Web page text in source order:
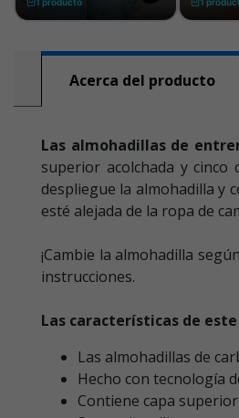
Acerca del producto
Las almohadillas de
superior acolchada y cinco
despliegue la almohadilla y
esté alejada de la ropa de
¡Cambie la almohadilla
instrucciones.
Las características de
Las almohadillas de
Hecho con tecnología
Contiene capa